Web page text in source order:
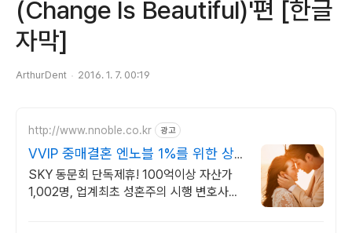
(Change Is Beautiful)'편 [한글
자막]
ArthurDent 2016. 1. 7. 00:19
http://www.nnoble.co.kr 광고
VVIP 중매결혼 엔노블 1%를 위한 상
류층 결정사
SKY 동문회 단독제휴! 100억이상 자산가
1,002명, 업계최초 성혼주의 시행 변호사검